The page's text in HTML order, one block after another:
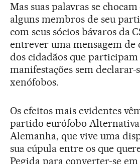
Mas suas palavras se
alguns membros de seu
com seus sócios bávaros da
entrever uma mensagem de
dos cidadãos que participam
manifestações sem declarar-
xenófobos.
Os efeitos mais evidentes
partido eurófobo
Alemanha, que vive uma
sua cúpula entre os que
Pegida para converter-se